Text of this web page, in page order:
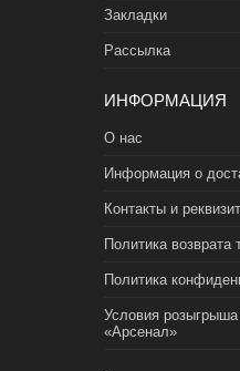
Закладки
Рассылка
ИНФОРМАЦИЯ
О нас
Информация о
Контакты и
Политика возврата
Политика
Условия розыгрыша
«Арсенал»